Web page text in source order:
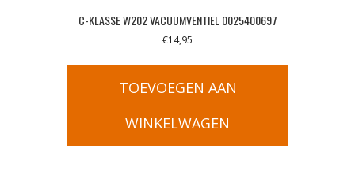
C-KLASSE W202 VACUUMVENTIEL 0025400697
€14,95
TOEVOEGEN AAN
WINKELWAGEN